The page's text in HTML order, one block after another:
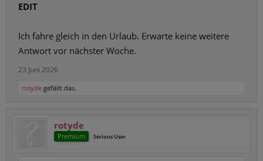
EDIT
Ich fahre gleich in den Urlaub. Erwarte keine weitere
Antwort vor nächster Woche.
23 Juni 2026
rotyde gefällt das.
rotyde
Premium Serious User